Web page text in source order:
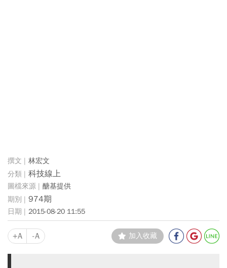
林宏文
科技線上
醣基提供
974期
2015-08-20 11:55
+A -A 加入收藏